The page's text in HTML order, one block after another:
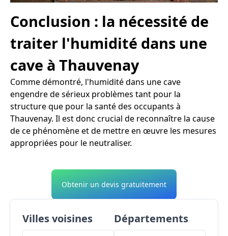
Conclusion : la nécessité de
traiter l'humidité dans une
cave à Thauvenay
Comme démontré, l'humidité dans une cave
engendre de sérieux problèmes tant pour la
structure que pour la santé des occupants à
Thauvenay. Il est donc crucial de reconnaître la cause
de ce phénomène et de mettre en œuvre les mesures
appropriées pour le neutraliser.
Obtenir un devis gratuitement
Villes voisines Départements